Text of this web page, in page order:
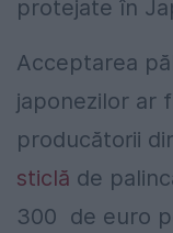
protejate în
Acceptarea
japonezilor ar
producătorii
sticlă de
300 de euro